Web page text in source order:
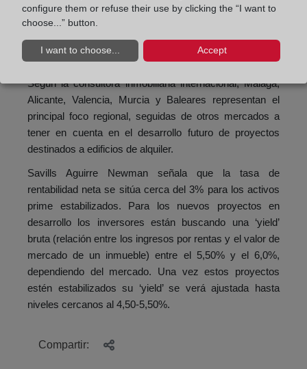
los dos principales mercados residenciales. Las
mismas razones que, durante los últimos años, han
hecho crecer el alquiler en Madrid y Barcelona, han
impulsado otros mercados.
Según la consultora inmobiliaria internacional, Málaga,
Alicante, Valencia, Murcia y Baleares representan el
principal foco regional, seguidas de otros mercados a
tener en cuenta en el desarrollo futuro de proyectos
destinados a edificios de alquiler.
Savills Aguirre Newman señala que la tasa de
rentabilidad neta se sitúa cerca del 3% para los activos
prime estabilizados. Para los nuevos proyectos en
desarrollo los inversores están buscando una ‘yield’
bruta (relación entre los ingresos por rentas y el valor de
mercado de un inmueble) entre el 5,50% y el 6,0%,
dependiendo del mercado. Una vez estos proyectos
estén estabilizados su ‘yield’ se verá ajustada hasta
niveles cercanos al 4,50-5,50%.
Compartir:
configure them or refuse their use by clicking the “I want to
choose...” button.
I want to choose... Accept